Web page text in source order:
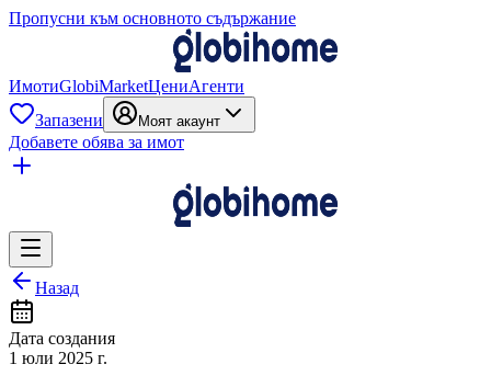
Пропусни към основното съдържание
ИмотиGlobiMarketЦениАгенти
Запазени
Моят акаунт
Добавете обява за имот
Назад
Дата создания
1 юли 2025 г.